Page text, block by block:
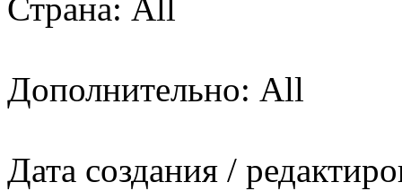
Страна: All
Дополнительно: All
Дата создания /